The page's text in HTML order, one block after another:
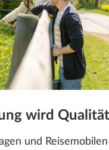
wird Qualität
und